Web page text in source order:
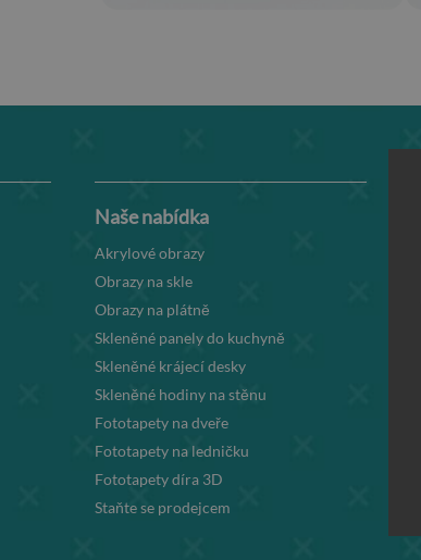
Naše nabídka
Akrylové obrazy
Obrazy na skle
Obrazy na plátně
Skleněné panely do kuchyně
Skleněné krájecí desky
Skleněné hodiny na stěnu
Fototapety na dveře
Fototapety na ledničku
Fototapety díra 3D
Staňte se prodejcem